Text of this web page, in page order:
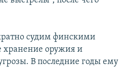
судим финскими
хранение оружия и
В последние годы ему